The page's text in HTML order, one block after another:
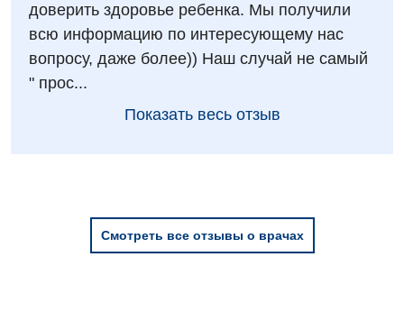
Физиотерапия
Хирургическое отделение
Детская гастроэнтерология
Детская гинекология
доверить здоровье ребенка. Мы получили
всю информацию по интересующему нас
вопросу, даже более)) Наш случай не самый
" прос...
Показать весь отзыв
Смотреть все отзывы о врачах